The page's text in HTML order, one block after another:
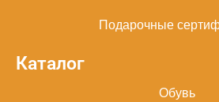
Подарочные
Каталог
Обувь